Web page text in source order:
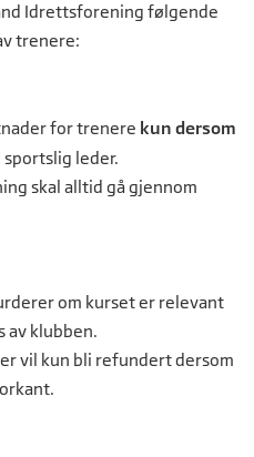
Idrettsforening følgende
trenere:
for trenere kun dersom
sportslig leder.
skal alltid gå gjennom
om kurset er relevant
av klubben.
vil kun bli refundert dersom